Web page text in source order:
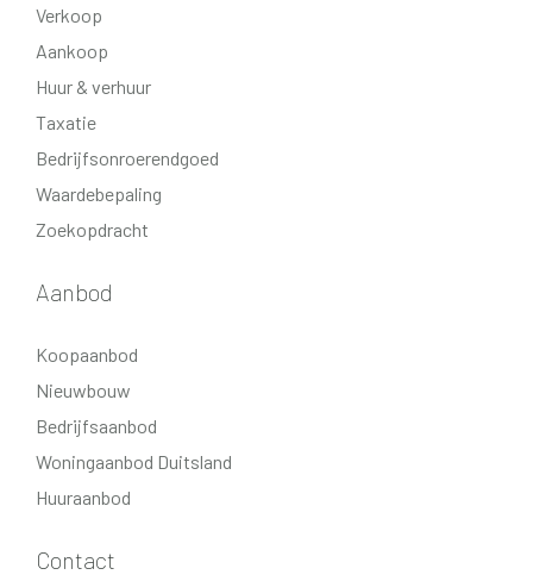
Verkoop
Aankoop
Huur & verhuur
Taxatie
Bedrijfsonroerendgoed
Waardebepaling
Zoekopdracht
Aanbod
Koopaanbod
Nieuwbouw
Bedrijfsaanbod
Woningaanbod Duitsland
Huuraanbod
Contact